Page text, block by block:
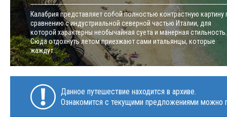
Калабрия представляет собой полностью контрастную картину
сравнению с индустриальной северной частью Италии, для
которой характерны необычайная суета и манерная стильность.
Сюда отдохнуть летом приезжают сами итальянцы, которые
жаждут...
Данное путешествие находится в архиве.
Ознакомится с текущими предложениями можно